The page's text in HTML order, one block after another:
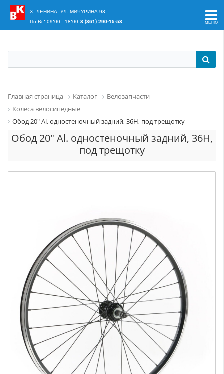
Ваш регион:
Х. ЛЕНИНА, УЛ. МИЧУРИНА 98
Пн-Вс: 09:00 - 18:00 8 (861) 290-15-58
Главная страница Каталог
Велозапчасти
Колёса велосипедные
Обод 20" Al. одностеночный задний, 36Н, под трещотку
Обод 20" Al. одностеночный задний, 36Н,
под трещотку